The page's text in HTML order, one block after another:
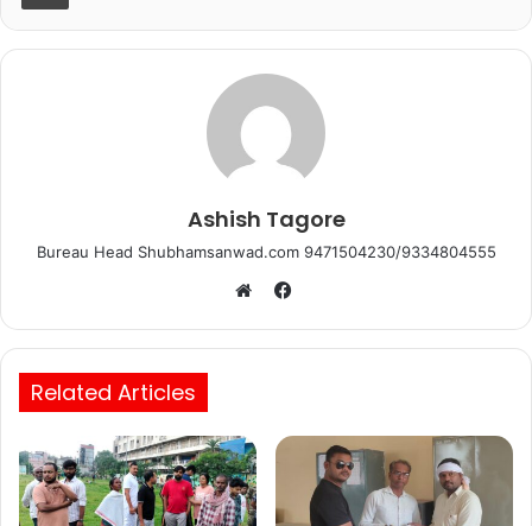
o
p
Ashish Tagore
Bureau Head Shubhamsanwad.com 9471504230/9334804555
Facebook
Related Articles